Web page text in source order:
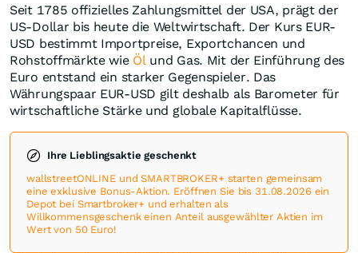
Seit 1785 offizielles Zahlungsmittel der USA, prägt der
US-Dollar bis heute die Weltwirtschaft. Der Kurs EUR-
USD bestimmt Importpreise, Exportchancen und
Rohstoffmärkte wie Ölund Gas. Mit der Einführung des
Euro entstand ein starker Gegenspieler. Das
Währungspaar EUR-USD gilt deshalb als Barometer für
wirtschaftliche Stärke und globale Kapitalflüsse.
Ihre Lieblingsaktie geschenkt
wallstreetONLINE und SMARTBROKER+ starten gemeinsam
eine exklusive Bonus-Aktion. Eröffnen Sie bis 31.08.2026 ein
Depot bei Smartbroker+ und erhalten als
Willkommensgeschenk einen Anteil ausgewählter Aktien im
Wert von 50 Euro!